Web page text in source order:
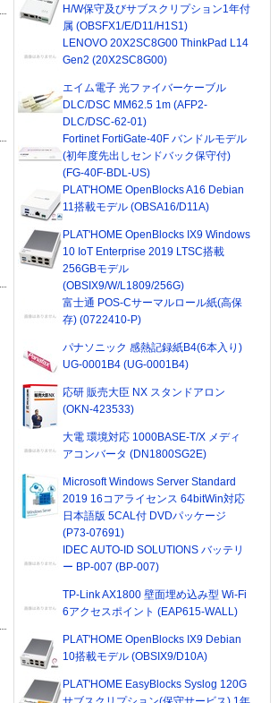
H/W保守及びサブスクリプション1年付
属 (OBSFX1/E/D11/H1S1)
LENOVO 20X2SC8G00 ThinkPad L14
Gen2 (20X2SC8G00)
エイム電子 光ファイバーケーブル
DLC/DSC MM62.5 1m (AFP2-
DLC/DSC-62-01)
Fortinet FortiGate-40F バンドルモデル
(初年度先出しセンドバック保守付)
(FG-40F-BDL-US)
PLAT'HOME OpenBlocks A16 Debian
11搭載モデル (OBSA16/D11A)
PLAT'HOME OpenBlocks IX9 Windows
10 IoT Enterprise 2019 LTSC搭載
256GBモデル
(OBSIX9/W/L1809/256G)
富士通 POS-Cサーマルロール紙(高保
存) (0722410-P)
パナソニック 感熱記録紙B4(6本入り)
UG-0001B4 (UG-0001B4)
応研 販売大臣 NX スタンドアロン
(OKN-423533)
大電 環境対応 1000BASE-T/X メディ
アコンバータ (DN1800SG2E)
Microsoft Windows Server Standard
2019 16コアライセンス 64bitWin対応
日本語版 5CAL付 DVDパッケージ
(P73-07691)
IDEC AUTO-ID SOLUTIONS バッテリ
ー BP-007 (BP-007)
TP-Link AX1800 壁面埋め込み型 Wi-Fi
6アクセスポイント (EAP615-WALL)
PLAT'HOME OpenBlocks IX9 Debian
10搭載モデル (OBSIX9/D10A)
PLAT'HOME EasyBlocks Syslog 120G